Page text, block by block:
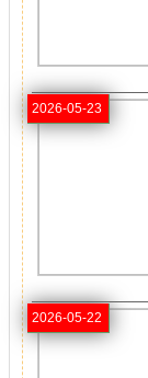
2026-05-23
2026-05-22